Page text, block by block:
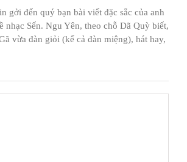
gởi đến quý bạn bài viết đặc sắc của anh
nhạc Sến. Ngu Yên, theo chỗ Dã Quỳ biết,
vừa đàn giỏi (kể cả đàn miệng), hát hay,